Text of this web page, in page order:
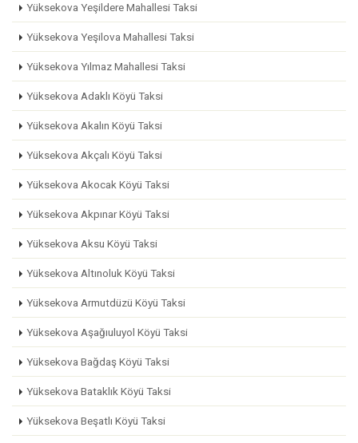
Yüksekova Yeşildere Mahallesi Taksi
Yüksekova Yeşilova Mahallesi Taksi
Yüksekova Yılmaz Mahallesi Taksi
Yüksekova Adaklı Köyü Taksi
Yüksekova Akalın Köyü Taksi
Yüksekova Akçalı Köyü Taksi
Yüksekova Akocak Köyü Taksi
Yüksekova Akpınar Köyü Taksi
Yüksekova Aksu Köyü Taksi
Yüksekova Altınoluk Köyü Taksi
Yüksekova Armutdüzü Köyü Taksi
Yüksekova Aşağıuluyol Köyü Taksi
Yüksekova Bağdaş Köyü Taksi
Yüksekova Bataklık Köyü Taksi
Yüksekova Beşatlı Köyü Taksi